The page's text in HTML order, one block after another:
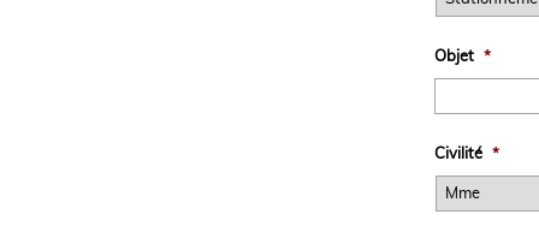
Objet *
Civilité *